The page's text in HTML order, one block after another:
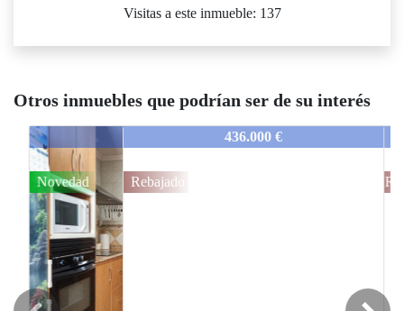
Visitas a este inmueble: 137
Otros inmuebles que podrían ser de su interés
NV-44
436.000 €
Rebajado